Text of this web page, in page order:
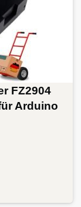
FZ2904
Arduino